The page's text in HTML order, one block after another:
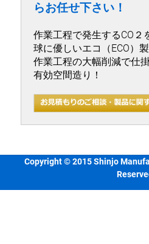
らお任せ下さい！
作業工程で発生するCO２
球に優しいエコ（ECO）製
作業工程の大幅削減で仕
有効空間造り！
Copyright © 2015 Shinjo